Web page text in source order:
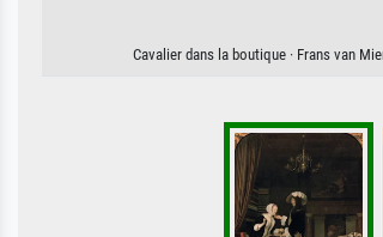
Cavalier dans la boutique · Frans van